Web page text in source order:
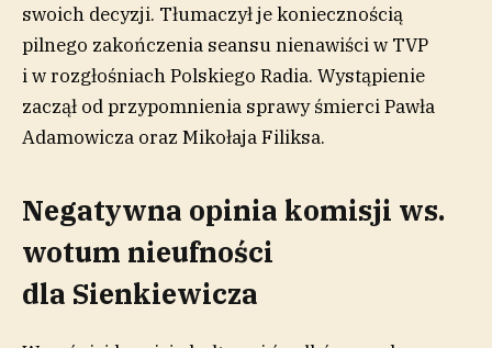
swoich decyzji. Tłumaczył je koniecznością
pilnego zakończenia seansu nienawiści w TVP
i w rozgłośniach Polskiego Radia. Wystąpienie
zaczął od przypomnienia sprawy śmierci Pawła
Adamowicza oraz Mikołaja Filiksa.
Negatywna opinia komisji ws.
wotum nieufności
dla Sienkiewicza